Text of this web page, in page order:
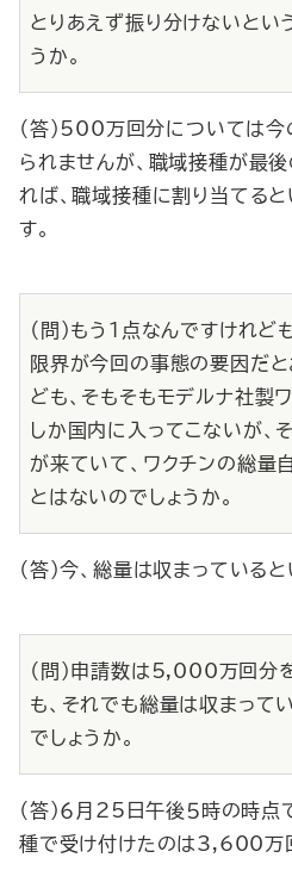
とりあえず振り分けないとい
うか。
（答）500万回分については
られませんが、職域接種が最
れば、職域接種に割り当てる
す。
（問）もう１点なんですけれ
限界が今回の事態の要因だと
ども、そもそもモデルナ社
しか国内に入ってこないが、
が来ていて、ワクチンの総量
とはないのでしょうか。
（答）今、総量は収まっている
（問）申請数は5,000万回分
も、それでも総量は収まって
でしょうか。
（答）６月25日午後５時の時
種で受け付けたのは3,600万